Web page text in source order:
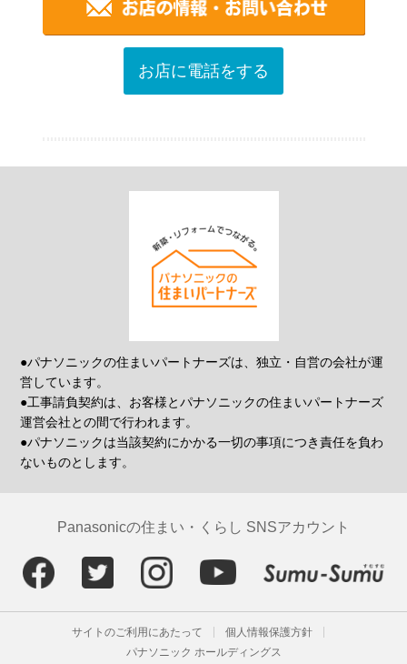
お店に電話をする
●パナソニックの住まいパートナーズは、独立・自営の会社が運
営しています。
●工事請負契約は、お客様とパナソニックの住まいパートナーズ
運営会社との間で行われます。
●パナソニックは当該契約にかかる一切の事項につき責任を負わ
ないものとします。
Panasonicの住まい・くらし SNSアカウント
サイトのご利用にあたって
個人情報保護方針
パナソニック ホールディングス